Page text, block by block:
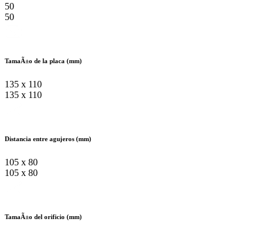
50
50
TamaÃ±o de la placa (mm)
135 x 110
135 x 110
Distancia entre agujeros (mm)
105 x 80
105 x 80
TamaÃ±o del orificio (mm)